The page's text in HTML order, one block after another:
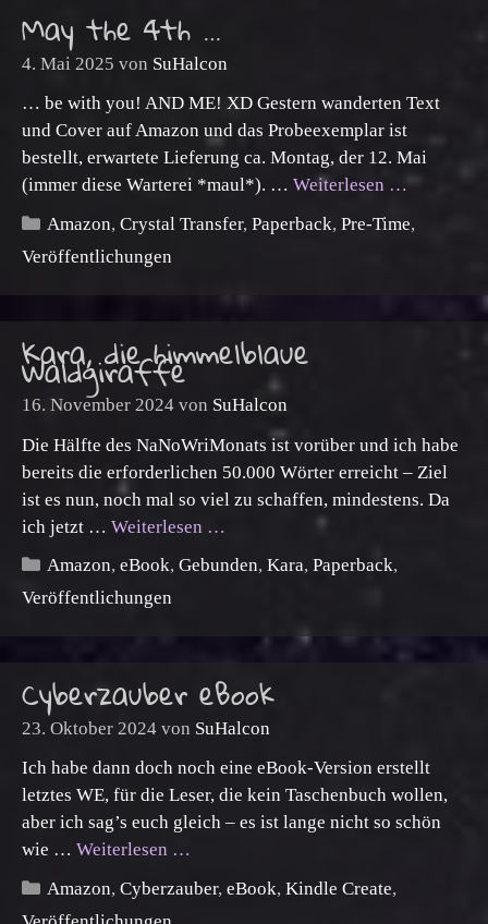
May the 4th …
4. Mai 2025 von SuHalcon
… be with you! AND ME! XD Gestern wanderten Text
und Cover auf Amazon und das Probeexemplar ist
bestellt, erwartete Lieferung ca. Montag, der 12. Mai
(immer diese Warterei *maul*). … Weiterlesen …
Kategorien
Amazon,Crystal Transfer,Paperback,Pre-Time,
Veröffentlichungen
Kara, die himmelblaue
Waldgiraffe
16. November 2024 von SuHalcon
Die Hälfte des NaNoWriMonats ist vorüber und ich habe
bereits die erforderlichen 50.000 Wörter erreicht – Ziel
ist es nun, noch mal so viel zu schaffen, mindestens. Da
ich jetzt … Weiterlesen …
Kategorien
Amazon,eBook,Gebunden,Kara,Paperback,
Veröffentlichungen
Cyberzauber eBook
23. Oktober 2024 von SuHalcon
Ich habe dann doch noch eine eBook-Version erstellt
letztes WE, für die Leser, die kein Taschenbuch wollen,
aber ich sag’s euch gleich – es ist lange nicht so schön
wie … Weiterlesen …
Kategorien
Amazon,Cyberzauber,eBook,Kindle Create,